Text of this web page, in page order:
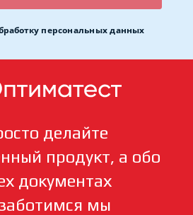
персональных данных
делайте
продукт, а обо
документах
мы